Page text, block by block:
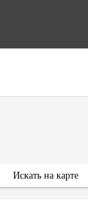
Искать на карте